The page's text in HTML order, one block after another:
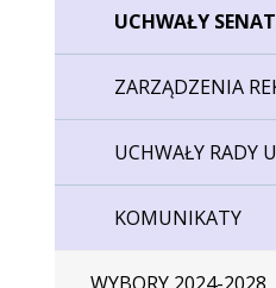
UCHWAŁY
ZARZĄDZENIA
UCHWAŁY RADY
KOMUNIKATY